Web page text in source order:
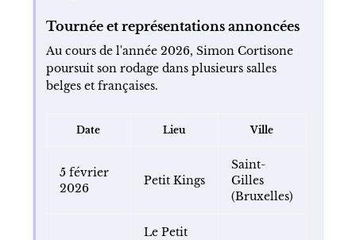
Tournée et représentations annoncées
Au cours de l'année 2026, Simon Cortisone
poursuit son rodage dans plusieurs salles
belges et françaises.
Date Lieu Ville
5 février
2026
Petit Kings
Saint-
Gilles
(Bruxelles)
Le Petit